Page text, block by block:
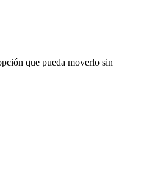
que pueda moverlo sin